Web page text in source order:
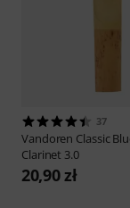
37
Vandoren Classic
Clarinet 3.0
20,90 zł